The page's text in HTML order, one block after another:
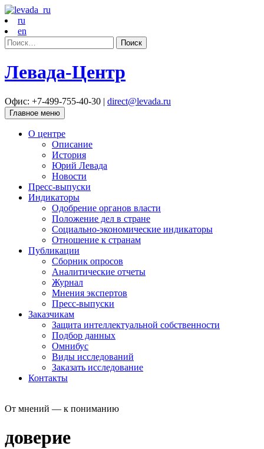
ru
en
Найти:
Левада-Центр
Офис: +7-499-755-40-30 | direct@levada.ru
Главное меню
О центре
Описание
История
Юрий Левада
Новости
Пресс-выпуски
Индикаторы
Одобрение органов власти
Положение дел в стране
Социально-экономические индикаторы
Отношение к странам
Публикации
Сборник опросов
Аналитические отчеты
Журнал
Мнения экспертов
Пресс-выпуски
Заказчикам
Защита интеллектуальной собственности
Подбор данных
Омнибус
Виды исследований
Заказать исследование
Контакты
От мнений — к пониманию
доверие